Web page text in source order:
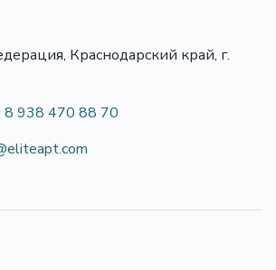
Краснодарский край, г.
8 938 470 88 70